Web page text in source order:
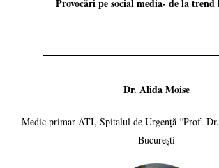
Provocări pe social media- de la
Dr. Alida Moise
Medic primar ATI, Spitalul de Urgență “Prof.
București